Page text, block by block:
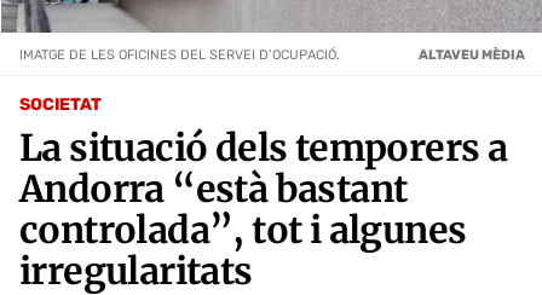
SOCIETAT
La situació dels temporers a
Andorra “està bastant
controlada”, tot i algunes
irregularitats
IMATGE DE LES OFICINES DEL SERVEI D’OCUPACIÓ. ALTAVEU MÈDIA